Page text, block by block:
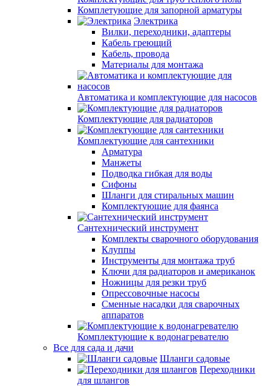
Комплетующие для запорной арматуры
Электрика
Вилки, переходники, адаптеры
Кабель греющий
Кабель, провода
Материалы для монтажа
Автоматика и комплектующие для насосов
Комплектующие для радиаторов
Комплектующие для сантехники
Арматура
Манжеты
Подводка гибкая для воды
Сифоны
Шланги для стиральных машин
Комплектующие для фаянса
Сантехнический инструмент
Комплекты сварочного оборудования
Клуппы
Инструменты для монтажа труб
Ключи для радиаторов и американок
Ножницы для резки труб
Опрессовочные насосы
Сменные насадки для сварочных
аппаратов
Комплектующие к водонагревателю
Все для сада и дачи
Шланги садовые
Переходники
для шлангов